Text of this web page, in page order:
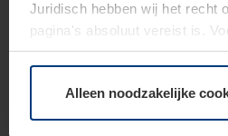
Juridisch hebben wij het recht
pagina's absoluut vereist is.
moment bij de uitleg van de
Alleen noodzakelijke